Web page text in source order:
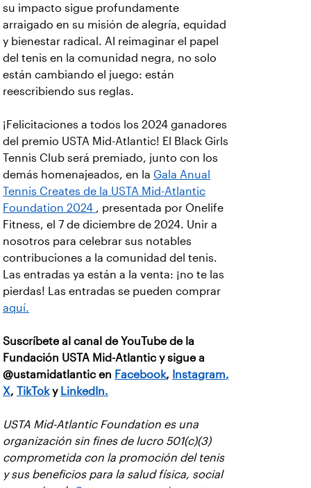
su impacto sigue profundamente
arraigado en su misión de alegría, equidad
y bienestar radical. Al reimaginar el papel
del tenis en la comunidad negra, no solo
están cambiando el juego: están
reescribiendo sus reglas.
¡Felicitaciones a todos los 2024 ganadores
del premio USTA Mid-Atlantic! El Black Girls
Tennis Club será premiado, junto con los
demás homenajeados, en la Gala Anual
Tennis Creates de la USTA Mid-Atlantic
Foundation 2024 , presentada por Onelife
Fitness, el 7 de diciembre de 2024. Unir a
nosotros para celebrar sus notables
contribuciones a la comunidad del tenis.
Las entradas ya están a la venta: ¡no te las
pierdas! Las entradas se pueden comprar
aquí.
Suscríbete al canal de YouTube de la
Fundación USTA Mid-Atlantic y sigue a
@ustamidatlantic en Facebook, Instagram,
X, TikToky LinkedIn.
USTA Mid-Atlantic Foundation es una
organización sin fines de lucro 501(c)(3)
comprometida con la promoción del tenis
y sus beneficios para la salud física, social